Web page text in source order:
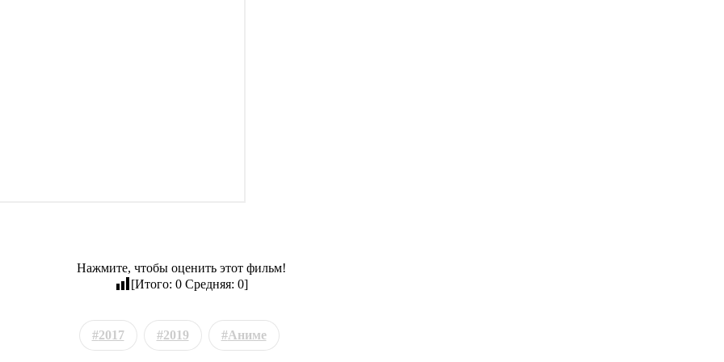
Нажмите, чтобы оценить этот фильм!
[Итого: 0Средняя: 0]
2017 2019 Аниме